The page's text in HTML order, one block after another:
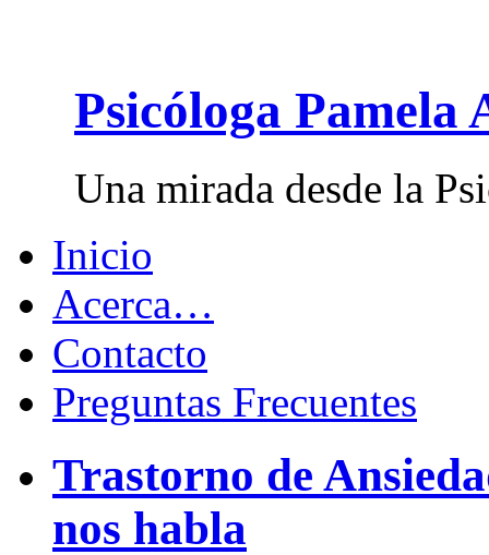
Psicóloga Pamela
Una mirada desde la
Inicio
Acerca…
Contacto
Preguntas Frecuentes
Trastorno de
nos habla